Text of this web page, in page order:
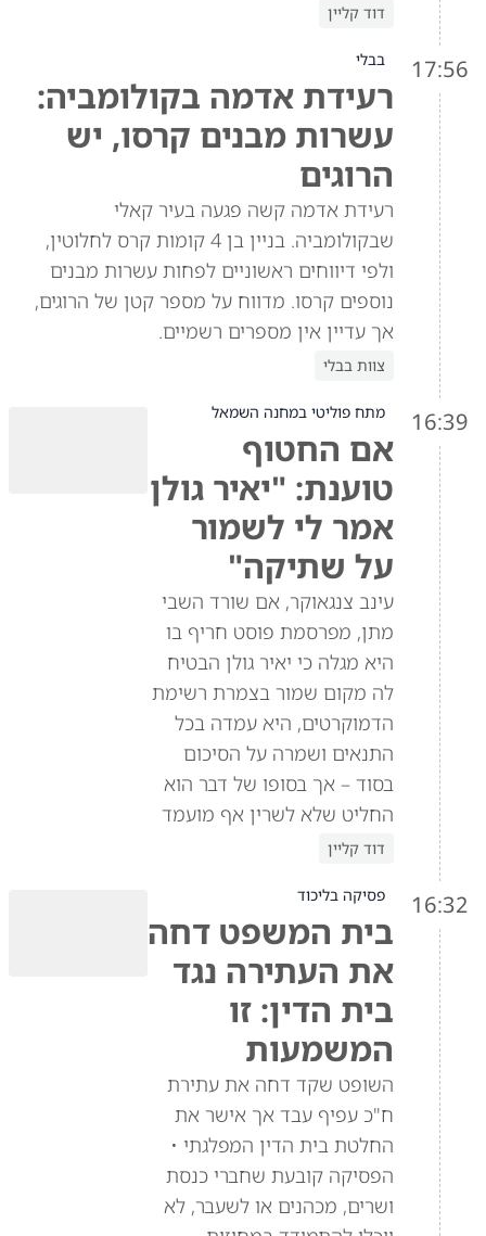
דוד קליין
17:56 בבלי
רעידת אדמה בקולומביה:
עשרות מבנים קרסו, יש
הרוגים
רעידת אדמה קשה פגעה בעיר קאלי
שבקולומביה. בניין בן 4 קומות קרס לחלוטין,
ולפי דיווחים ראשוניים לפחות עשרות מבנים
נוספים קרסו. מדווח על מספר קטן של הרוגים,
אך עדיין אין מספרים רשמיים.
צוות בבלי
16:39 מתח פוליטי במחנה השמאל
אם החטוף
טוענת: "יאיר גולן
אמר לי לשמור
על שתיקה"
עינב צנגאוקר, אם שורד השבי
מתן, מפרסמת פוסט חריף בו
היא מגלה כי יאיר גולן הבטיח
לה מקום שמור בצמרת רשימת
הדמוקרטים, היא עמדה בכל
התנאים ושמרה על הסיכום
בסוד – אך בסופו של דבר הוא
החליט שלא לשרין אף מועמד
דוד קליין
16:32 פסיקה בליכוד
בית המשפט דחה
את העתירה נגד
בית הדין: זו
המשמעות
השופט שקד דחה את עתירת
ח"כ עפיף עבד אך אישר את
החלטת בית הדין המפלגתי •
הפסיקה קובעת שחברי כנסת
ושרים, מכהנים או לשעבר, לא